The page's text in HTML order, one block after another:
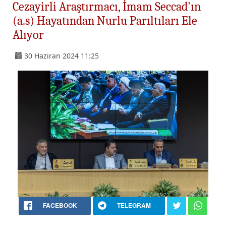
Cezayirli Araştırmacı, İmam Seccad'ın
(a.s) Hayatından Nurlu Parıltıları Ele
Alıyor
30 Haziran 2024 11:25
FACEBOOK TELEGRAM